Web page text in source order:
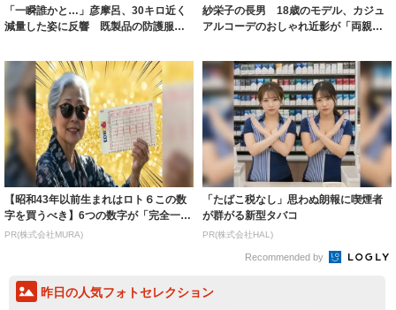
「一瞬誰かと…」彦摩呂、30キロ近く
減量した姿に反響 既製品の防護服が
紗栄子の長男 18歳のモデル、カジュ
アルコーデのおしゃれ近影が「両親の
【昭和43年以前生まれはロト６この数
字を買うべき】6つの数字が「完全一
致」する方...
PR(株式会社MURA)
「たばこ税なし」思わぬ朗報に喫煙者
が群がる新型タバコ
PR(株式会社HAL)
Recommended by
昨日の人気フォトセレクション